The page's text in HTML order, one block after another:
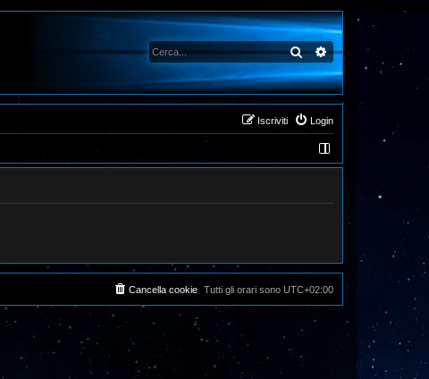
CercaRicerca avanzata
Login
Iscriviti
Tutti gli orari sono UTC+02:00
Cancella cookie